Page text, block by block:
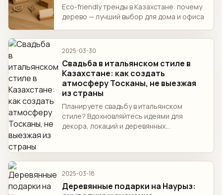
Eco-friendly тренды в Казахстане: почему
дерево — лучший выбор для дома и офиса
2025-03-30
Свадьба в итальянском стиле в
Казахстане: как создать
атмосферу Тосканы, не выезжая
из страны
Планируете свадьбу в итальянском
стиле? Вдохновляйтесь идеями для
декора, локаций и деревянных
2025-03-18
Деревянные подарки на Наурыз: